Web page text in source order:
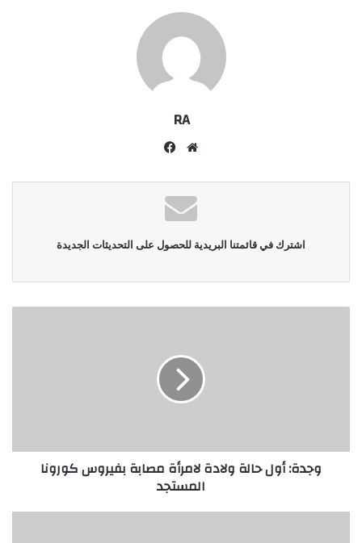
RA
موقع
اشترك في قائمتنا البريدية للحصول على التحديثات الجديدة
وجدة: أول حالة ولادة لامرأة مصابة بفيروس كورونا
المستجد